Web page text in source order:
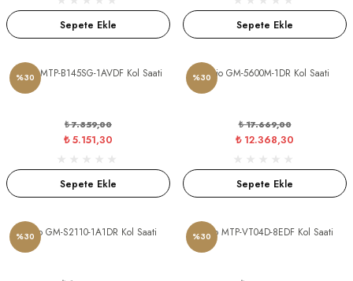
Sepete Ekle Sepete Ekle
%30
Casio MTP-B145SG-1AVDF Kol Saati
₺ 7.359,00
₺ 5.151,30
Sepete Ekle
%30Casio GM-5600M-1DR Kol Saati
₺ 17.669,00
₺ 12.368,30
Sepete Ekle
%30
Casio GM-S2110-1A1DR Kol Saati %30
Casio MTP-VT04D-8EDF Kol Saati